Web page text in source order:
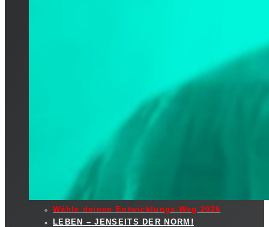
Wähle deinen Entwicklungs-Weg 2026
LEBEN – JENSEITS DER NORM!